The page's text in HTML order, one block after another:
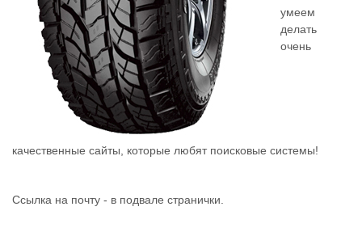
умеем
делать
очень
качественные сайты, которые любят поисковые системы!
Ссылка на почту - в подвале странички.